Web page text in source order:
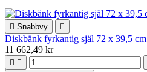
 Snabbvy 
Diskbänk fyrkantig själ 72 x 39,5 cm
11 662,49 kr
 